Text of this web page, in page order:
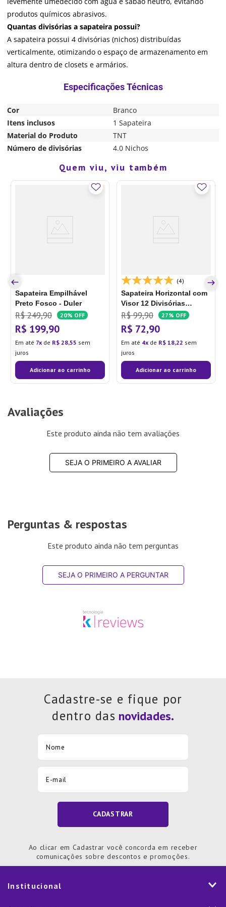
produtos químicos abrasivos.
Quantas divisórias a sapateira possui?
A sapateira possui 4 divisórias (nichos) distribuídas
verticalmente, otimizando o espaço de armazenamento em
altura dentro de closets e armários.
Cor
Branco
Itens inclusos
1 Sapateira
Material do Produto
TNT
Número de divisórias
4.0 Nichos
Quem viu, viu também
Sapateira Empilhável
Preto Fosco - Duler
R$ 249,90 20% OFF
R$ 199,90
Em até 7 de R$ 28,55 sem
juros
Adicionar ao carrinho
(4)
Sapateira Horizontal com
Visor 12 Divisórias
Branca - Ordene
R$ 99,90 27% OFF
R$ 72,90
Em até 4 de R$ 18,22 sem
juros
Adicionar ao carrinho
Avaliações
Este produto ainda não tem avaliações
SEJA O PRIMEIRO A AVALIAR
Perguntas & respostas
Este produto ainda não tem perguntas
SEJA O PRIMEIRO A PERGUNTAR
Cadastre-se e fique por
dentro das
CADASTRAR
Ao clicar em Cadastrar você concorda em receber
comunicações sobre descontos e promoções.
Institucional